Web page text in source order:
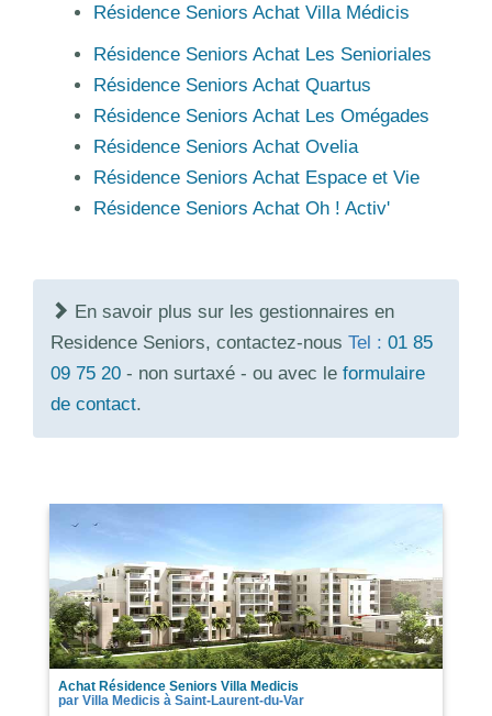
Résidence Seniors Achat Villa Médicis
Résidence Seniors Achat Les Senioriales
Résidence Seniors Achat Quartus
Résidence Seniors Achat Les Omégades
Résidence Seniors Achat Ovelia
Résidence Seniors Achat Espace et Vie
Résidence Seniors Achat Oh ! Activ'
En savoir plus sur les gestionnaires en
Residence Seniors, contactez-nous Tel : 01 85
09 75 20 - non surtaxé - ou avec le formulaire
de contact.
Achat Résidence Seniors Villa Medicis
par Villa Medicis à Saint-Laurent-du-Var